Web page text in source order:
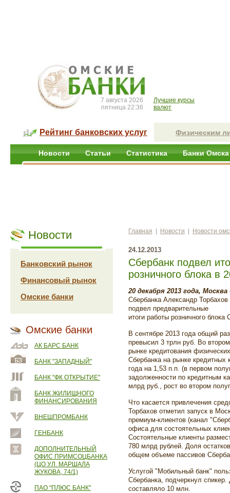
7 августа 2026
пятница 22:36
Лучшие курсы
валют
Рейтинг банковских услуг Физическим
Новости Статьи Статистика Банки Омска
Новости
Банковский рынок
Финансовый рынок
Омские банки
Омские банки
АК БАРС БАНК
БАНК "ЗАПАДНЫЙ"
БАНК "ФК ОТКРЫТИЕ"
БАНК ЖИЛИЩНОГО
ФИНАНСИРОВАНИЯ
ВНЕШПРОМБАНК
ГЕНБАНК
ДОПОЛНИТЕЛЬНЫЙ
ОФИС ПРИМСОЦБАНКА
(ЦО УЛ. МАРШАЛА
ЖУКОВА, 74/1)
ПАО "ПЛЮС БАНК"
Главная Новости Новости
24.12.2013
Сбербанк подвел
розничного блока в
20 декабря 2013 года, Москва
Сбербанка Александр
подвел предварительные
итоги работы розничного блока
В сентябре 2013 года общий
превысил 3 трлн руб. Во
рынке кредитования
Сбербанка на рынке кредитных
года на 1,53 п.п. (в первом
задолженности по кредитным
млрд руб., рост во втором
Что касается привлечения
Торбахов отметил запуск в
премиум-клиентов (канал
офиса для состоятельных
Состоятельные клиенты
780 млрд рублей. Доля
общем объеме пассивов
Услугой "Мобильный банк"
Сбербанка, подчеркнул
составляло 10 млн.